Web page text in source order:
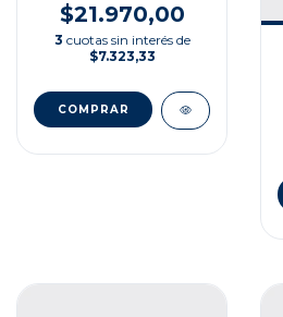
$21.970,00
3 cuotas sin interés de
$7.323,33